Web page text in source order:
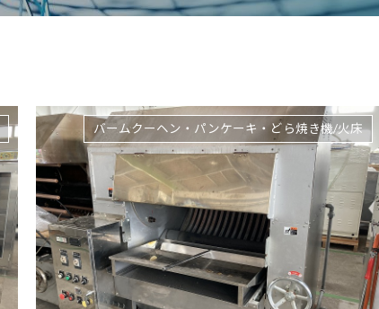
バームクーヘン・パンケーキ・どら焼き機/火床